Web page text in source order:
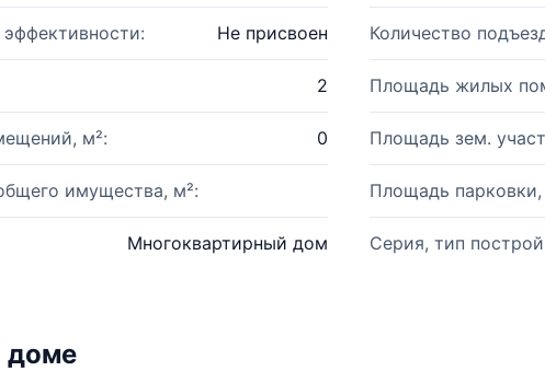
Не присвоен Количество
2 Площадь жилых
м²: 0 Площадь зем.
имущества, м²: Площадь парковки,
Многоквартирный дом Серия, тип
доме